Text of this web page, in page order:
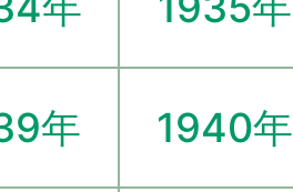
年 1940年